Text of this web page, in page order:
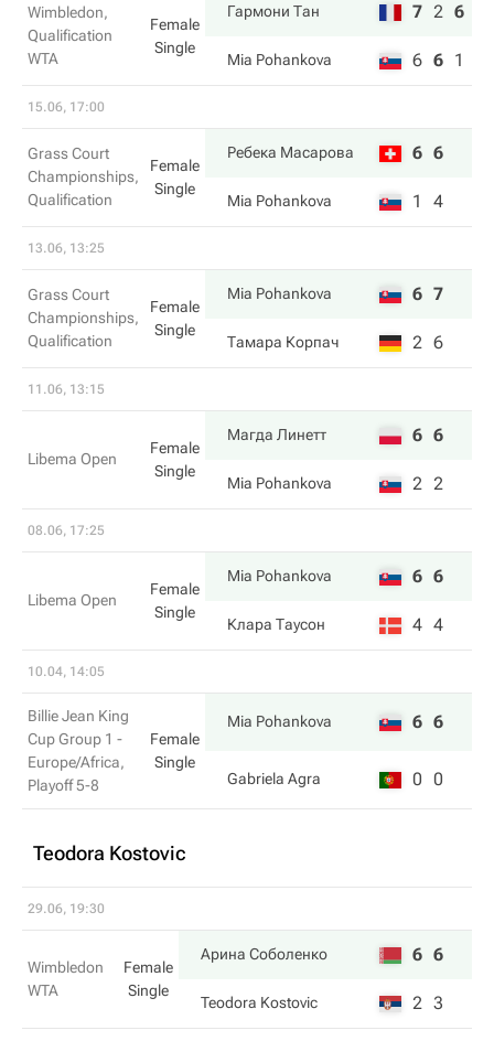
Wimbledon,
Qualification
WTA
Female
Single
Гармони Тан 7 2 6
Mia Pohankova 6 6 1
15.06, 17:00
Grass Court
Championships,
Qualification
Female
Single
Ребека Масарова 6 6
Mia Pohankova 1 4
13.06, 13:25
Grass Court
Championships,
Qualification
Female
Single
Mia Pohankova 6 7
Тамара Корпач 2 6
11.06, 13:15
Libema Open
Female
Single
Магда Линетт 6 6
Mia Pohankova 2 2
08.06, 17:25
Libema Open
Female
Single
Mia Pohankova 6 6
Клара Таусон 4 4
10.04, 14:05
Billie Jean King
Cup Group 1 -
Europe/Africa,
Playoff 5-8
Female
Single
Mia Pohankova 6 6
Gabriela Agra 0 0
Teodora Kostovic
29.06, 19:30
Wimbledon
WTA
Female
Single
Арина Соболенко 6 6
Teodora Kostovic 2 3